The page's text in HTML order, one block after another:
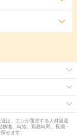
は、エンが運営する人材派遣
地、時給、勤務時間、長期・
せます。